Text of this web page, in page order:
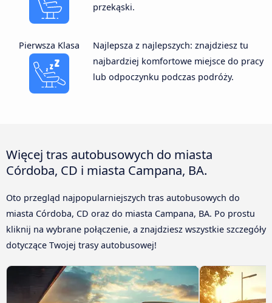
przekąski.
Pierwsza Klasa
Najlepsza z najlepszych: znajdziesz tu
najbardziej komfortowe miejsce do pracy
lub odpoczynku podczas podróży.
Więcej tras autobusowych do miasta
Córdoba, CD i miasta Campana, BA.
Oto przegląd najpopularniejszych tras autobusowych do
miasta Córdoba, CD oraz do miasta Campana, BA. Po prostu
kliknij na wybrane połączenie, a znajdziesz wszystkie szczegóły
dotyczące Twojej trasy autobusowej!